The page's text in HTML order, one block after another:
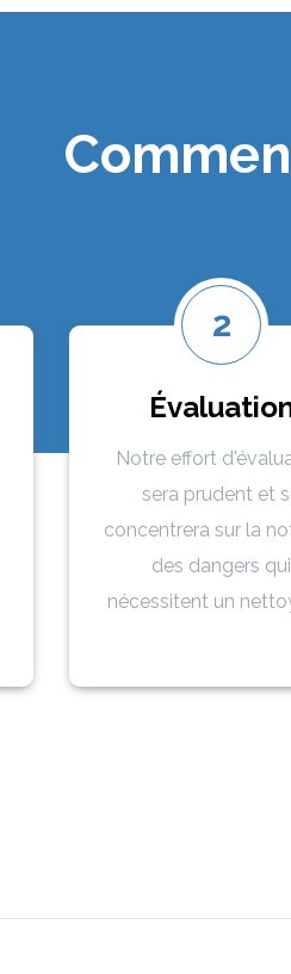
2
Notre effort
sera prudent et
concentrera sur la
des dangers qui
nécessitent un